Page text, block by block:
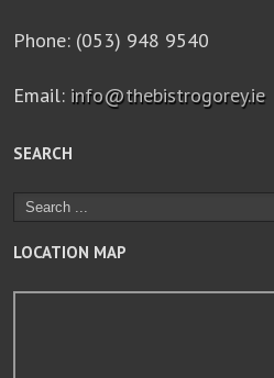
Phone: (053) 948 9540
Email: info@thebistrogorey.ie
SEARCH
LOCATION MAP